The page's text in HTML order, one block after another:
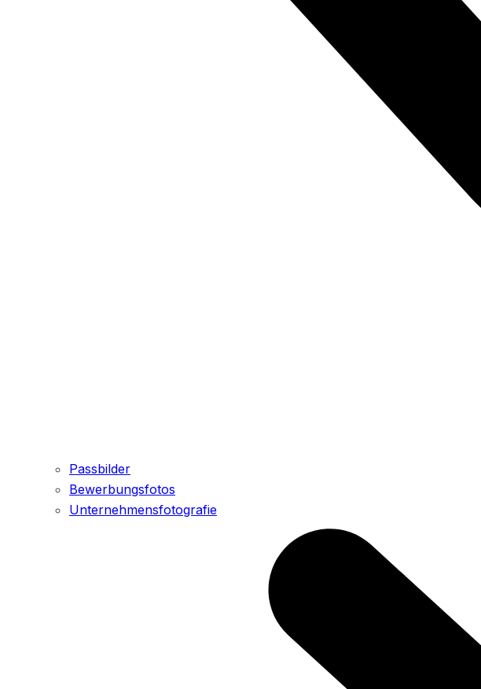
Passbilder
Bewerbungsfotos
Unternehmensfotografie